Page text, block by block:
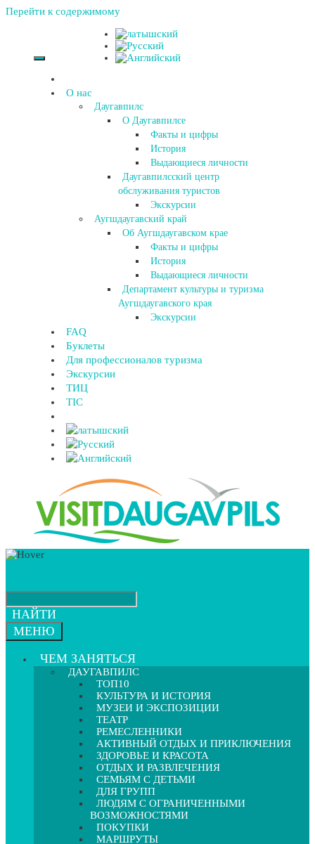
Перейти к содержимому
О нас
Даугавпилс
О Даугавпилсе
Факты и цифры
История
Выдающиеся личности
Даугавпилсский центр
обслуживания туристов
Экскурсии
Аугшдаугавский край
Об Аугшдаугавском крае
Факты и цифры
История
Выдающиеся личности
Департамент культуры и туризма
Аугшдаугавского края
Экскурсии
FAQ
Буклеты
Для профессионалов туризма
Экскурсии
ТИЦ
TIC
НАЙТИ
МЕНЮ
ЧЕМ ЗАНЯТЬСЯ
ДАУГАВПИЛС
ТОП10
КУЛЬТУРА И ИСТОРИЯ
МУЗЕИ И ЭКСПОЗИЦИИ
ТЕАТР
РЕМЕСЛЕННИКИ
АКТИВНЫЙ ОТДЫХ И ПРИКЛЮЧЕНИЯ
ЗДОРОВЬЕ И КРАСОТА
ОТДЫХ И РАЗВЛЕЧЕНИЯ
СЕМЬЯМ С ДЕТЬМИ
ДЛЯ ГРУПП
ЛЮДЯМ С ОГРАНИЧЕННЫМИ
ВОЗМОЖНОСТЯМИ
ПОКУПКИ
МАРШРУТЫ